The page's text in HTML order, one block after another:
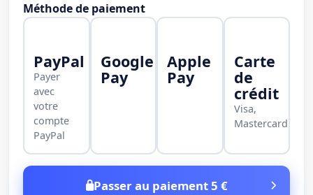
Méthode de paiement
PayPal
Payer
avec
votre
compte
PayPal
Google
Pay
Apple
Pay
Carte
de
crédit
Visa,
Mastercard
Passer au paiement 5 €